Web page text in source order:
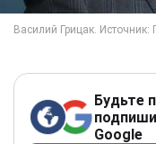
Будьте
Google